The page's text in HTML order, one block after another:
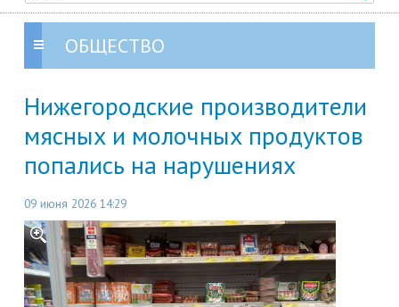
ОБЩЕСТВО
Нижегородские производители
мясных и молочных продуктов
попались на нарушениях
09 июня 2026 14:29